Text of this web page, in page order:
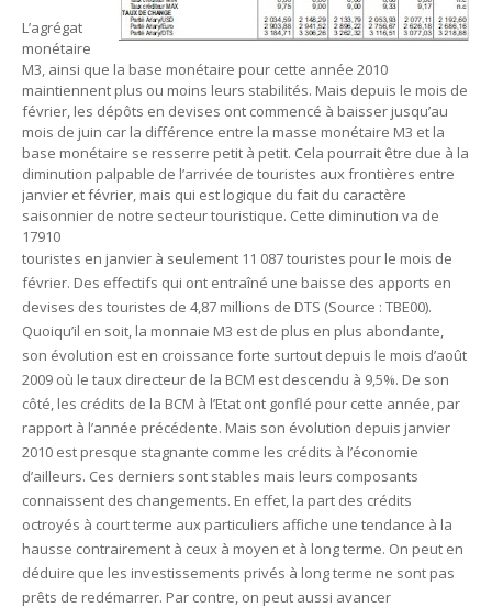
Tsirisoa Edition
Jul 15 2026
Jeux vidéo : Supercell parie sur les studios africains
Unknown-Jul 13 2026
Intelligence artificielle : le "Sud global" joue sa partition
Unknown- Jul 06 2026
Chine : des investissements à l'étranger plus encadrés
Unknown
-
Jul 01 2026
Economie hôtelière : la connectivité comme levier
Unknown-Jun 27 2026
Unknown-Jun 22 2026
Neutralité carbone : les "Iles Vanille" poussent leurs pions
Unknown- Jun 18 2026
Rendez-vous golfique : Mazagan joue sa carte
Unknown -Jun 11 2026
Course à l'IA : Meta envisage une importante levée de fonds
Unknown-Jun 06 2026
Banques centrales : indépendantes jusqu'où ?
Unknown-Jun 02 2026
VTC : Yango Group veut accélérer en Afrique
May 22 2026
Marques françaises : Chanel aux sommets de la
May 13 2026
Art et médias sociaux : à l'ère de la "présence ciblée"
L’agrégat
monétaire
M3, ainsi que la base monétaire pour cette année 2010
maintiennent plus ou moins leurs stabilités. Mais depuis le mois de
février, les dépôts en devises ont commencé à baisser jusqu’au
mois de juin car la différence entre la masse monétaire M3 et la
base monétaire se resserre petit à petit. Cela pourrait être due à la
diminution palpable de l’arrivée de touristes aux frontières entre
janvier et février, mais qui est logique du fait du caractère
saisonnier de notre secteur touristique. Cette diminution va de
17910
touristes en janvier à seulement 11 087 touristes pour le mois de
février. Des effectifs qui ont entraîné une baisse des apports en
devises des touristes de 4,87 millions de DTS (Source : TBE00).
Quoiqu’il en soit, la monnaie M3 est de plus en plus abondante,
son évolution est en croissance forte surtout depuis le mois d’août
2009 où le taux directeur de la BCM est descendu à 9,5%. De son
côté, les crédits de la BCM à l’Etat ont gonflé pour cette année, par
rapport à l’année précédente. Mais son évolution depuis janvier
2010 est presque stagnante comme les crédits à l’économie
d’ailleurs. Ces derniers sont stables mais leurs composants
connaissent des changements. En effet, la part des crédits
octroyés à court terme aux particuliers affiche une tendance à la
hausse contrairement à ceux à moyen et à long terme. On peut en
déduire que les investissements privés à long terme ne sont pas
prêts de redémarrer. Par contre, on peut aussi avancer